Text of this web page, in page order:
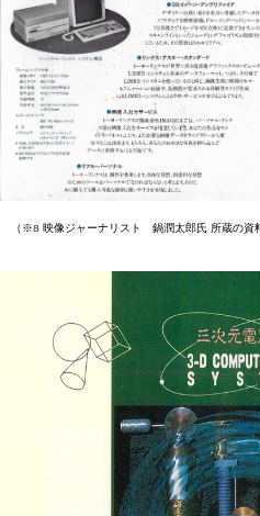
（※8 映像ジャーナリスト 鍋潤太郎氏 所蔵の資